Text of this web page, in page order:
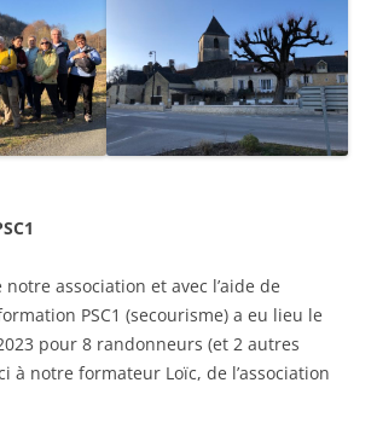
association et avec l’aide de
PSC1 (secourisme) a eu lieu le
pour 8 randonneurs (et 2 autres
à notre formateur Loïc, de l’association